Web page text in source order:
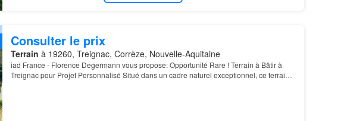
Consulter le prix
Terrain à 19260, Treignac, Corrèze, Nouvelle-Aquitaine
iad France - Florence Degermann vous propose: Opportunité Rare ! Terrain à Bâtir à
Treignac pour Projet Personnalisé Situé dans un cadre naturel exceptionnel, ce terrain à